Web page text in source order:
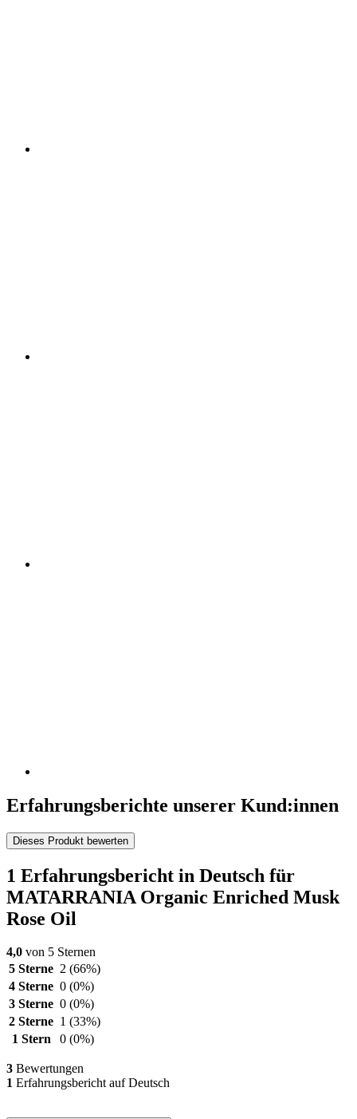
Erfahrungsberichte unserer Kund:innen
Dieses Produkt bewerten
1 Erfahrungsbericht in Deutsch für
MATARRANIA Organic Enriched Musk
Rose Oil
4,0 von 5 Sternen
5 Sterne 2 (66%)
4 Sterne 0 (0%)
3 Sterne 0 (0%)
2 Sterne 1 (33%)
1 Stern
0 (0%)
3 Bewertungen
1 Erfahrungsbericht auf Deutsch